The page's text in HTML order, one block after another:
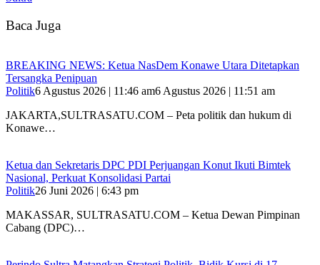
Baca Juga
BREAKING NEWS: Ketua NasDem Konawe Utara Ditetapkan
Tersangka Penipuan
Politik6 Agustus 2026 | 11:46 am6 Agustus 2026 | 11:51 am
JAKARTA,SULTRASATU.COM – Peta politik dan hukum di
Konawe…
Ketua dan Sekretaris DPC PDI Perjuangan Konut Ikuti Bimtek
Nasional, Perkuat Konsolidasi Partai
Politik26 Juni 2026 | 6:43 pm
MAKASSAR, SULTRASATU.COM – Ketua Dewan Pimpinan
Cabang (DPC)…